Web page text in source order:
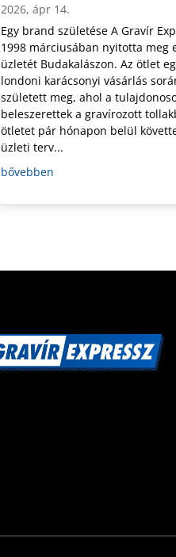
2026, ápr 14.
Egy brand születése A Gravír
1998 márciusában nyitotta meg
üzletét Budakalászon. Az ötlet
londoni karácsonyi vásárlás
született meg, ahol a
beleszerettek a gravírozott
ötletet pár hónapon belül
üzleti terv...
bővebben